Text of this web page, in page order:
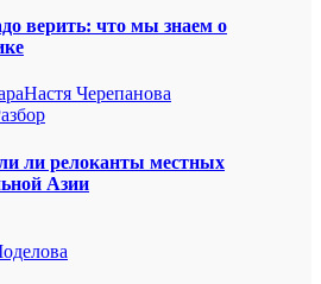
верить: что мы знаем о
Настя Черепанова
ли релоканты местных
Азии